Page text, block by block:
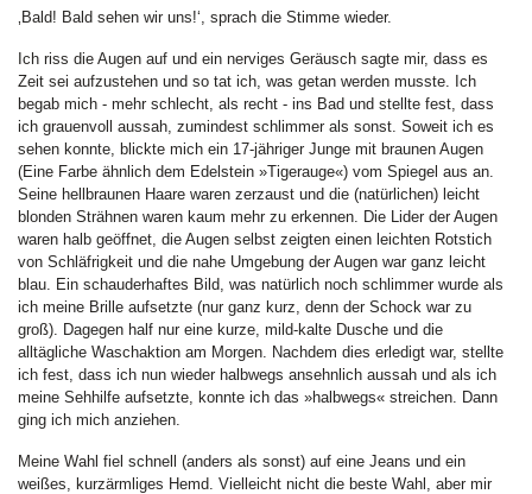
‚Bald! Bald sehen wir uns!‘, sprach die Stimme wieder.
Ich riss die Augen auf und ein nerviges Geräusch sagte mir, dass es
Zeit sei aufzustehen und so tat ich, was getan werden musste. Ich
begab mich - mehr schlecht, als recht - ins Bad und stellte fest, dass
ich grauenvoll aussah, zumindest schlimmer als sonst. Soweit ich es
sehen konnte, blickte mich ein 17-jähriger Junge mit braunen Augen
(Eine Farbe ähnlich dem Edelstein »Tigerauge«) vom Spiegel aus an.
Seine hellbraunen Haare waren zerzaust und die (natürlichen) leicht
blonden Strähnen waren kaum mehr zu erkennen. Die Lider der Augen
waren halb geöffnet, die Augen selbst zeigten einen leichten Rotstich
von Schläfrigkeit und die nahe Umgebung der Augen war ganz leicht
blau. Ein schauderhaftes Bild, was natürlich noch schlimmer wurde als
ich meine Brille aufsetzte (nur ganz kurz, denn der Schock war zu
groß). Dagegen half nur eine kurze, mild-kalte Dusche und die
alltägliche Waschaktion am Morgen. Nachdem dies erledigt war, stellte
ich fest, dass ich nun wieder halbwegs ansehnlich aussah und als ich
meine Sehhilfe aufsetzte, konnte ich das »halbwegs« streichen. Dann
ging ich mich anziehen.
Meine Wahl fiel schnell (anders als sonst) auf eine Jeans und ein
weißes, kurzärmliges Hemd. Vielleicht nicht die beste Wahl, aber mir